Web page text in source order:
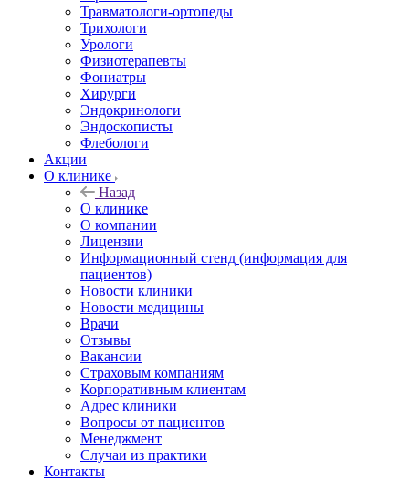
Травматологи-ортопеды
Трихологи
Урологи
Физиотерапевты
Фониатры
Хирурги
Эндокринологи
Эндоскописты
Флебологи
Акции
О клинике
Назад
О клинике
О компании
Лицензии
Информационный стенд (информация для
пациентов)
Новости клиники
Новости медицины
Врачи
Отзывы
Вакансии
Страховым компаниям
Корпоративным клиентам
Адрес клиники
Вопросы от пациентов
Менеджмент
Случаи из практики
Контакты